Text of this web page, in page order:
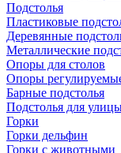
Подстолья
Пластиковые
Деревянные
Металлические
Опоры для столов
Опоры
Барные подстолья
Подстолья для
Горки
Горки дельфин
Горки с животными